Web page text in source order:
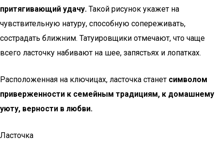
притягивающий удачу. Такой рисунок укажет на
чувствительную натуру, способную сопереживать,
сострадать ближним. Татуировщики отмечают, что чаще
всего ласточку набивают на шее, запястьях и лопатках.
Расположенная на ключицах, ласточка станет символом
приверженности к семейным традициям, к домашнему
уюту, верности в любви.
Ласточка